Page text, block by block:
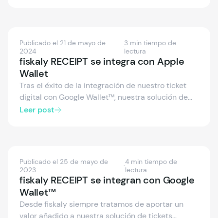
Publicado el 21 de mayo de
2024
·3 min tiempo de
lectura
fiskaly RECEIPT se integra con Apple
Wallet
Tras el éxito de la integración de nuestro ticket
digital con Google Wallet™, nuestra solución de
recibo digital es ahora compatible también con
Leer post
Publicado el 25 de mayo de
2023
·4 min tiempo de
lectura
fiskaly RECEIPT se integran con Google
Wallet™
Desde fiskaly siempre tratamos de aportar un
valor añadido a nuestra solución de tickets